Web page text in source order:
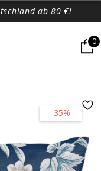
ab 80 €!
0
-35%